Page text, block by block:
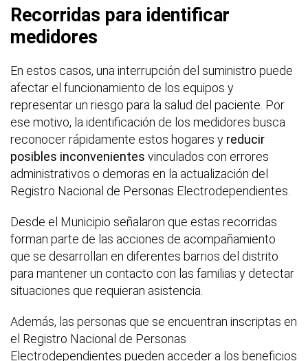
Recorridas para identificar
medidores
En estos casos, una interrupción del suministro puede
afectar el funcionamiento de los equipos y
representar un riesgo para la salud del paciente. Por
ese motivo, la identificación de los medidores busca
reconocer rápidamente estos hogares y reducir
posibles inconvenientes vinculados con errores
administrativos o demoras en la actualización del
Registro Nacional de Personas Electrodependientes.
Desde el Municipio señalaron que estas recorridas
forman parte de las acciones de acompañamiento
que se desarrollan en diferentes barrios del distrito
para mantener un contacto con las familias y detectar
situaciones que requieran asistencia.
Además, las personas que se encuentran inscriptas en
el Registro Nacional de Personas
Electrodependientes pueden acceder a los beneficios